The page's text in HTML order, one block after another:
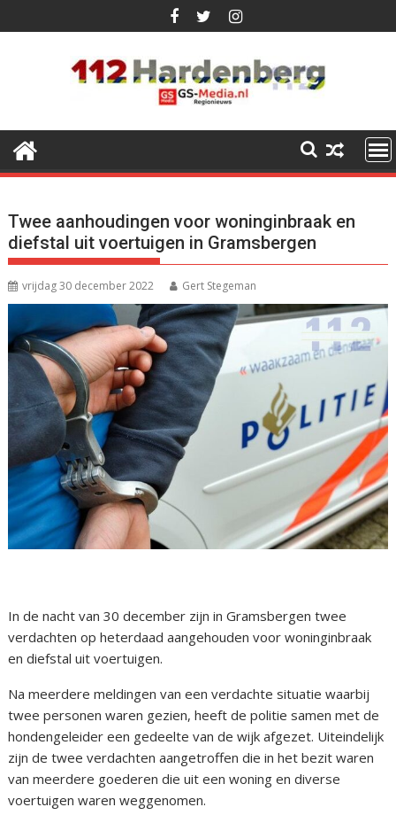
naar
Twee aanhoudingen voor woninginbraak en
diefstal uit voertuigen in Gramsbergen
vrijdag 30 december 2022 Gert Stegeman
In de nacht van 30 december zijn in Gramsbergen twee
verdachten op heterdaad aangehouden voor woninginbraak
en diefstal uit voertuigen.
Na meerdere meldingen van een verdachte situatie waarbij
twee personen waren gezien, heeft de politie samen met de
hondengeleider een gedeelte van de wijk afgezet. Uiteindelijk
zijn de twee verdachten aangetroffen die in het bezit waren
van meerdere goederen die uit een woning en diverse
voertuigen waren weggenomen.